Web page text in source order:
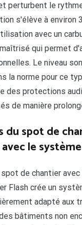
perturbent le
s'élève à environ
avec un
qui permet
Le niveau
la norme pour ce
des protections
de manière
du spot de
le système
de chantier avec
Flash crée un
adapté aux
bâtiments non